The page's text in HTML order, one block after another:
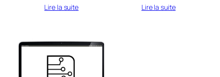
Lire la suite Lire la suite